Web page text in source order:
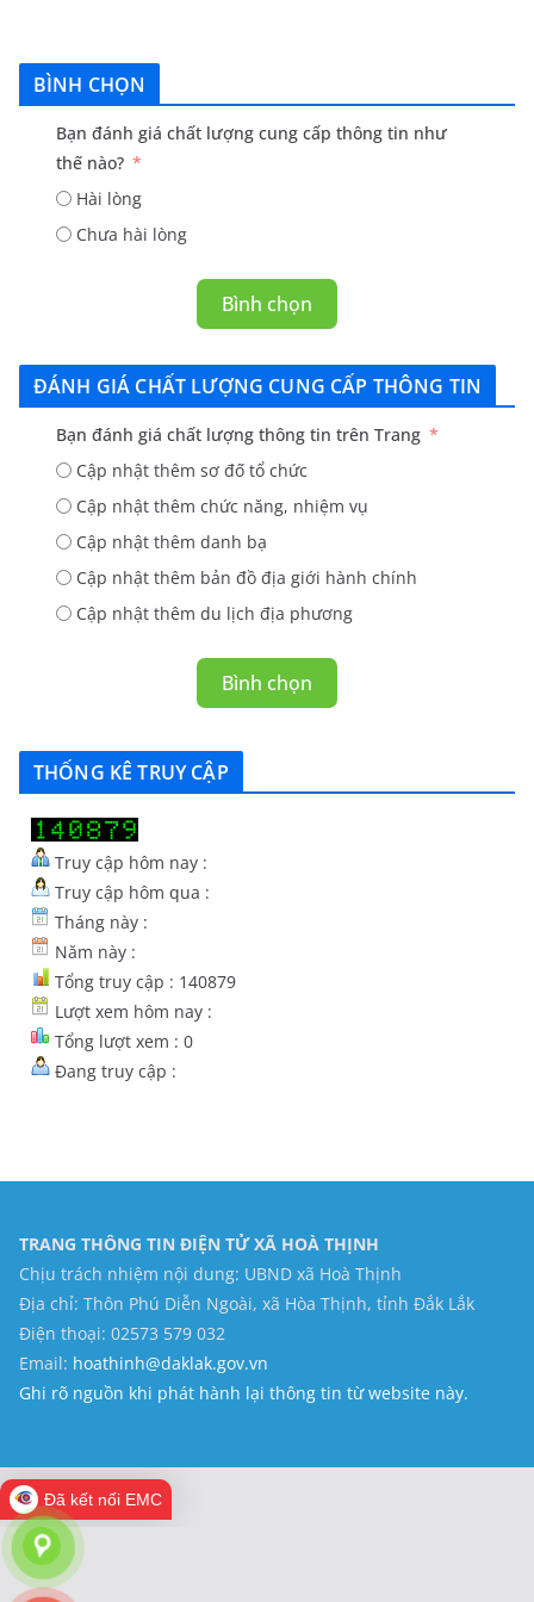
BÌNH CHỌN
Bạn đánh giá chất lượng cung cấp thông tin như
thế nào?
Hài lòng
Chưa hài lòng
Bình chọn
ĐÁNH GIÁ CHẤT LƯỢNG CUNG CẤP THÔNG TIN
Bạn đánh giá chất lượng thông tin trên Trang
Cập nhật thêm sơ đố tổ chức
Cập nhật thêm chức năng, nhiệm vụ
Cập nhật thêm danh bạ
Cập nhật thêm bản đồ địa giới hành chính
Cập nhật thêm du lịch địa phương
Bình chọn
THỐNG KÊ TRUY CẬP
Truy cập hôm nay :
Truy cập hôm qua :
Tháng này :
Năm này :
Tổng truy cập : 140879
Lượt xem hôm nay :
Tổng lượt xem : 0
Đang truy cập :
TRANG THÔNG TIN ĐIỆN TỬ XÃ HOÀ THỊNH
Chịu trách nhiệm nội dung: UBND xã Hoà Thịnh
Địa chỉ: Thôn Phú Diễn Ngoài, xã Hòa Thịnh, tỉnh Đắk Lắk
Điện thoại: 02573 579 032
Email: hoathinh@daklak.gov.vn
Ghi rõ nguồn khi phát hành lại thông tin từ website này.
Đã kết nối EMC